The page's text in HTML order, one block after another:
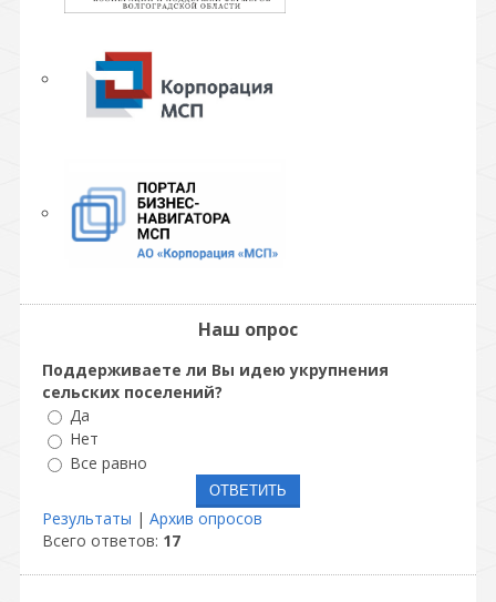
Наш опрос
Поддерживаете ли Вы идею укрупнения
сельских поселений?
Да
Нет
Все равно
Результаты | Архив опросов
Всего ответов: 17